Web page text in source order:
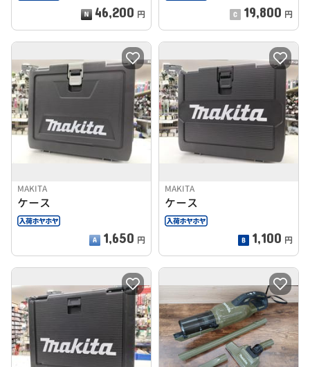
46,200 円 19,800 円
MAKITA
ケース
1,650 円
MAKITA
ケース
1,100 円